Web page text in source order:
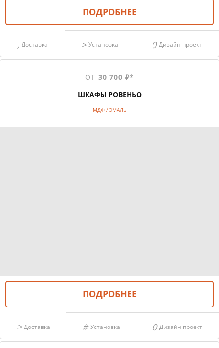
ПОДРОБНЕЕ
Доставка Установка Дизайн проект
ОТ 30 700 ₽*
ШКАФЫ РОВЕНЬО
МДФ / ЭМАЛЬ
ПОДРОБНЕЕ
Доставка Установка Дизайн проект